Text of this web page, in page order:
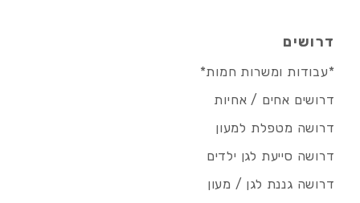
דרושים
*עבודות ומשרות חמות*
דרושים אחים / אחיות
דרושה מטפלת למעון
דרושה סייעת לגן ילדים
דרושה גננת לגן / מעון